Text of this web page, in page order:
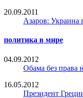
20.09.2011
Азаров: Украина
политика в мире
04.09.2012
Обама без права
16.05.2012
Президент